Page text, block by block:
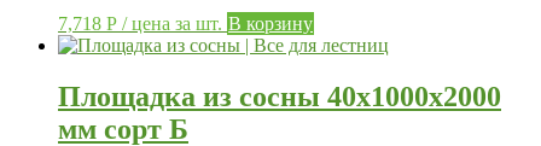
7,718 Р / цена за шт. В корзину
Площадка из сосны 40х1000х2000
мм сорт Б